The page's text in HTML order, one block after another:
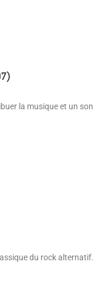
la musique et un son
du rock alternatif.